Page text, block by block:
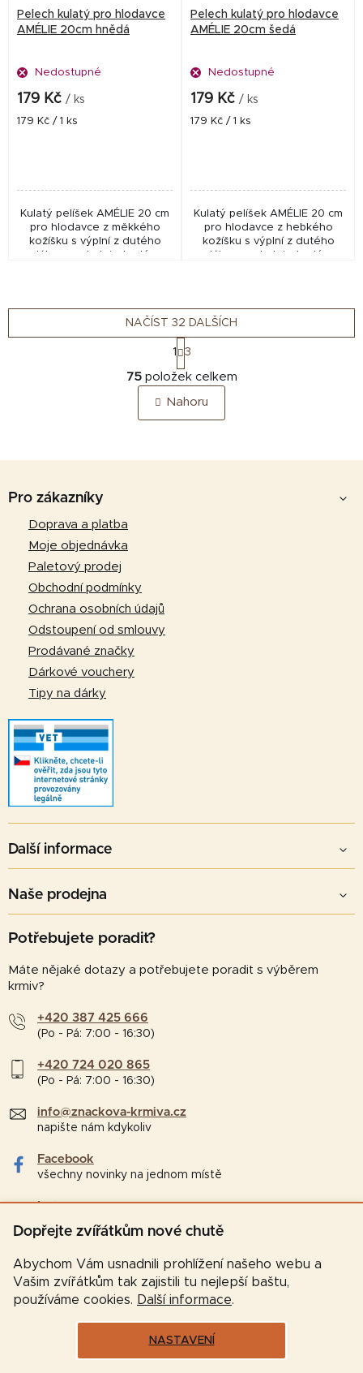
Dopřejte zvířátkům nové chutě
Abychom Vám usnadnili prohlížení našeho webu a
Vašim zvířátkům tak zajistili tu nejlepší baštu,
používáme cookies. Další informace.
NASTAVENÍ
Pelech kulatý pro hlodavce
AMÉLIE 20cm hnědá
Nedostupné
179 Kč / ks
Měrná
179 Kč / 1 ks
Kulatý pelíšek AMÉLIE 20 cm
pro hlodavce z měkkého
kožíšku s výplní z dutého
Pelech kulatý pro hlodavce
AMÉLIE 20cm šedá
Nedostupné
179 Kč / ks
Měrná
179 Kč / 1 ks
Kulatý pelíšek AMÉLIE 20 cm
pro hlodavce z hebkého
kožíšku s výplní z dutého
O
v
l
á
a
NAČÍST 32 DALŠÍCH
S
t
r
á
n
k
1 3
75položek celkem
Nahoru
Pro zákazníky
Doprava a platba
Moje objednávka
Paletový prodej
Obchodní podmínky
Ochrana osobních údajů
Odstoupení od smlouvy
Prodávané značky
Dárkové vouchery
Tipy na dárky
Další informace
Naše prodejna
Potřebujete poradit?
Máte nějaké dotazy a potřebujete poradit s výběrem
krmiv?
+420 387 425 666
(Po - Pá: 7:00 - 16:30)
+420 724 020 865
(Po - Pá: 7:00 - 16:30)
info@znackova-krmiva.cz
napište nám kdykoliv
Facebook
všechny novinky na jednom místě
Instagram
tipy a zajímavosti pro chovatele